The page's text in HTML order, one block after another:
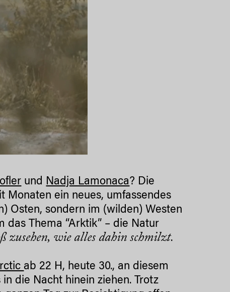
und Nadja Lamonaca? Die
Monaten ein neues, umfassendes
Osten, sondern im (wilden) Westen
das Thema “Arktik” – die Natur
zusehen, wie alles dahin schmilzt.
ab 22 H, heute 30., an diesem
die Nacht hinein ziehen. Trotz